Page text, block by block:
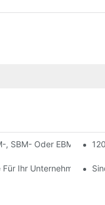
, SBM- Oder EBM-
Ihr Unternehmen